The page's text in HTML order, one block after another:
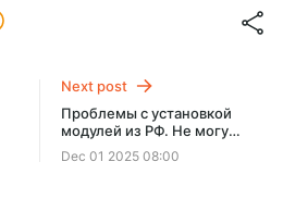
Next post
Проблемы с установкой
модулей из РФ. Не могу
установить модуль по
ссылке, проблемы с
Dec 01 2025 08:00